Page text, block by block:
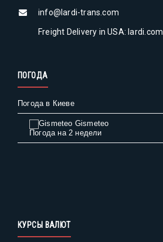
info@lardi-trans.com
Freight Delivery in USA: lardi.com
ПОГОДА
Погода в Киеве
Gismeteo
Погода на 2 недели
КУРСЫ ВАЛЮТ